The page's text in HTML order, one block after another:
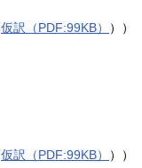
仮訳（PDF:99KB） ））
仮訳（PDF:99KB） ））